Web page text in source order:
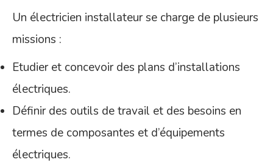
Un électricien installateur se charge de plusieurs
missions :
Etudier et concevoir des plans d’installations
électriques.
Définir des outils de travail et des besoins en
termes de composantes et d’équipements
électriques.